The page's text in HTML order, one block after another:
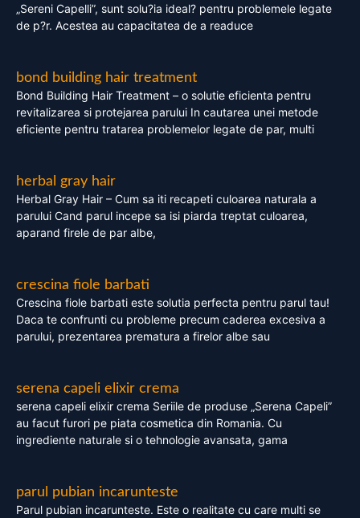
„Sereni Capelli”, sunt solu?ia ideal? pentru problemele legate
de p?r. Acestea au capacitatea de a readuce
bond building hair treatment
Bond Building Hair Treatment – o solutie eficienta pentru
revitalizarea si protejarea parului In cautarea unei metode
eficiente pentru tratarea problemelor legate de par, multi
herbal gray hair
Herbal Gray Hair – Cum sa iti recapeti culoarea naturala a
parului Cand parul incepe sa isi piarda treptat culoarea,
aparand firele de par albe,
crescina fiole barbati
Crescina fiole barbati este solutia perfecta pentru parul tau!
Daca te confrunti cu probleme precum caderea excesiva a
parului, prezentarea prematura a firelor albe sau
serena capeli elixir crema
serena capeli elixir crema Seriile de produse „Serena Capeli”
au facut furori pe piata cosmetica din Romania. Cu
ingrediente naturale si o tehnologie avansata, gama
parul pubian incarunteste
Parul pubian incarunteste. Este o realitate cu care multi se